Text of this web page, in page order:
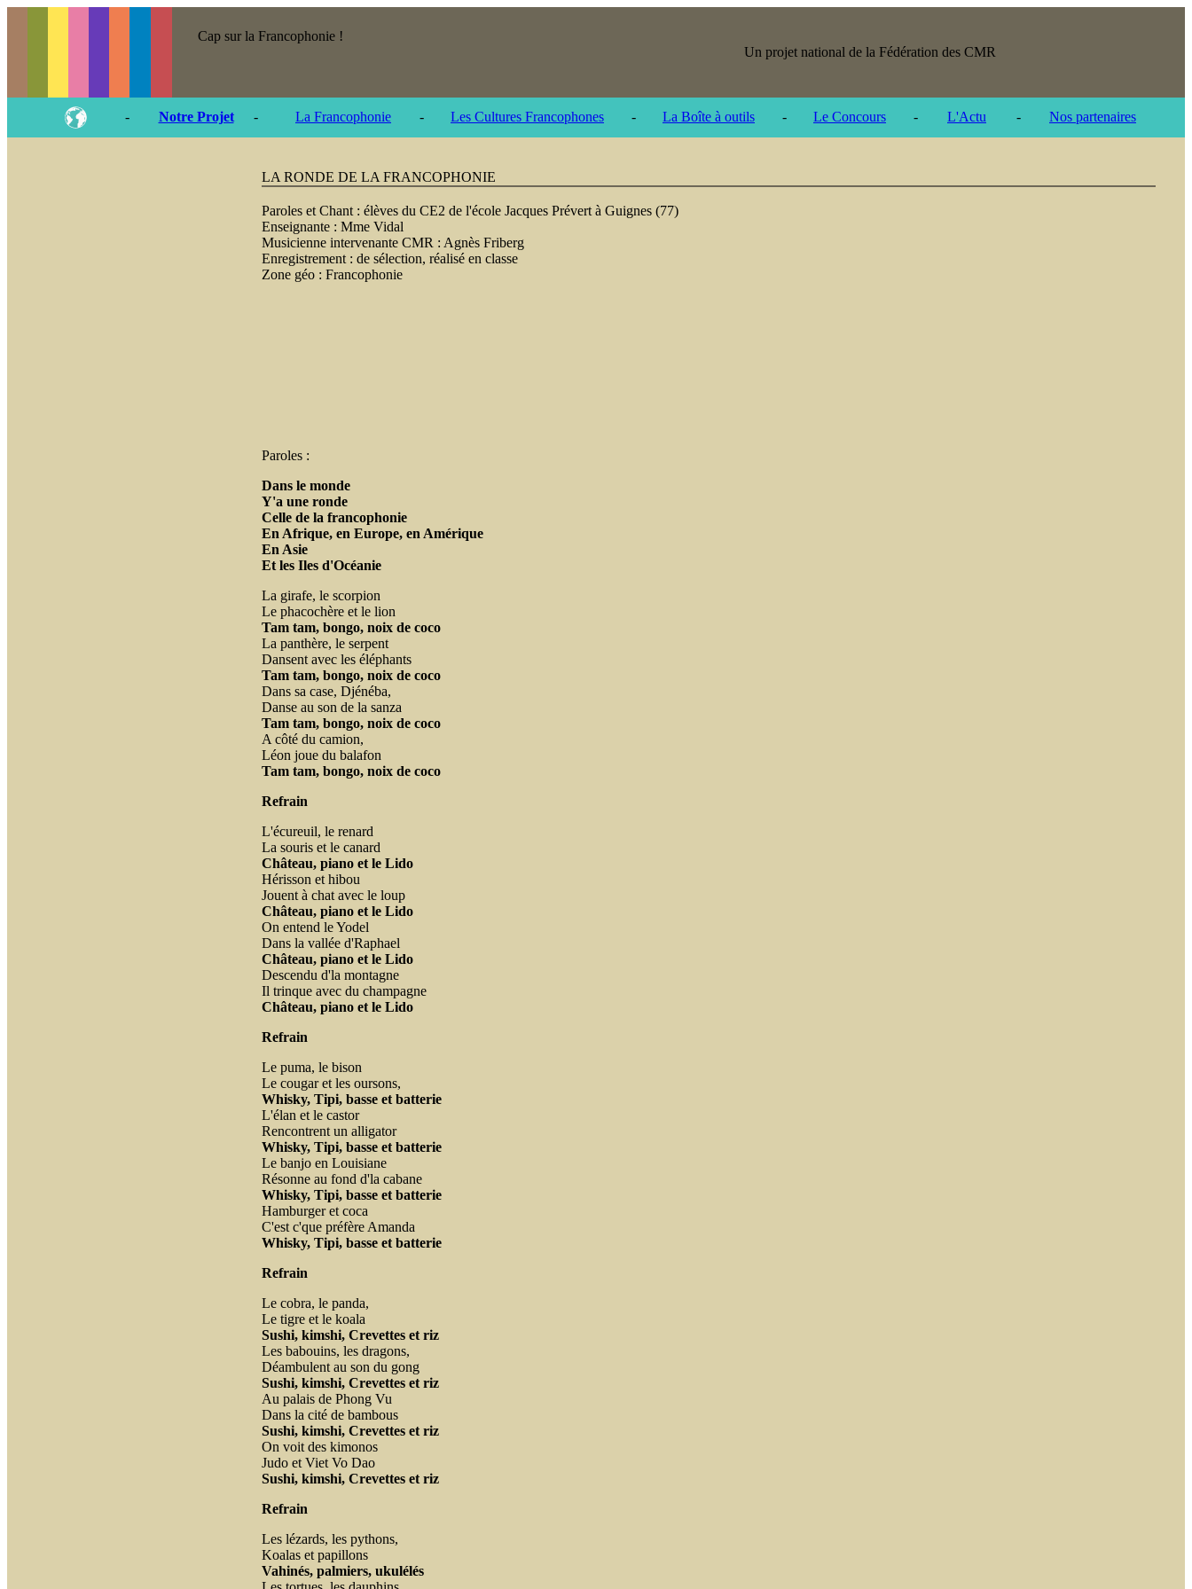
Cap sur la Francophonie !
Un projet national de la Fédération des CMR
- Notre Projet - La Francophonie - Les Cultures Francophones - La Boîte à outils - Le Concours - L'Actu - Nos partenaires
LA RONDE DE LA FRANCOPHONIE
Paroles et Chant : élèves du CE2 de l'école Jacques Prévert à Guignes (77)
Enseignante : Mme Vidal
Musicienne intervenante CMR : Agnès Friberg
Enregistrement : de sélection, réalisé en classe
Zone géo : Francophonie
Paroles :
Dans le monde
Y'a une ronde
Celle de la francophonie
En Afrique, en Europe, en Amérique
En Asie
Et les Iles d'Océanie
La girafe, le scorpion
Le phacochère et le lion
Tam tam, bongo, noix de coco
La panthère, le serpent
Dansent avec les éléphants
Tam tam, bongo, noix de coco
Dans sa case, Djénéba,
Danse au son de la sanza
Tam tam, bongo, noix de coco
A côté du camion,
Léon joue du balafon
Tam tam, bongo, noix de coco
Refrain
L'écureuil, le renard
La souris et le canard
Château, piano et le Lido
Hérisson et hibou
Jouent à chat avec le loup
Château, piano et le Lido
On entend le Yodel
Dans la vallée d'Raphael
Château, piano et le Lido
Descendu d'la montagne
Il trinque avec du champagne
Château, piano et le Lido
Refrain
Le puma, le bison
Le cougar et les oursons,
Whisky, Tipi, basse et batterie
L'élan et le castor
Rencontrent un alligator
Whisky, Tipi, basse et batterie
Le banjo en Louisiane
Résonne au fond d'la cabane
Whisky, Tipi, basse et batterie
Hamburger et coca
C'est c'que préfère Amanda
Whisky, Tipi, basse et batterie
Refrain
Le cobra, le panda,
Le tigre et le koala
Sushi, kimshi, Crevettes et riz
Les babouins, les dragons,
Déambulent au son du gong
Sushi, kimshi, Crevettes et riz
Au palais de Phong Vu
Dans la cité de bambous
Sushi, kimshi, Crevettes et riz
On voit des kimonos
Judo et Viet Vo Dao
Sushi, kimshi, Crevettes et riz
Refrain
Les lézards, les pythons,
Koalas et papillons
Vahinés, palmiers, ukulélés